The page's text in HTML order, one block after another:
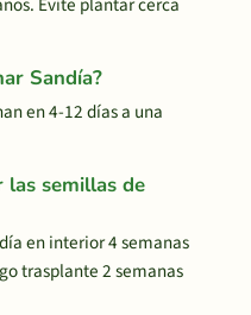
Sandía?
en 4-12 días a una
las semillas de
en interior 4 semanas
trasplante 2 semanas